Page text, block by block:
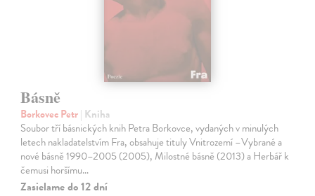
Básně
Borkovec Petr| Kniha
Soubor tří básnických knih Petra Borkovce, vydaných v minulých
letech nakladatelstvím Fra, obsahuje tituly Vnitrozemí –Vybrané a
nové básně 1990–2005 (2005), Milostné básně (2013) a Herbář k
čemusi horšímu…
Zasielame do 12 dní